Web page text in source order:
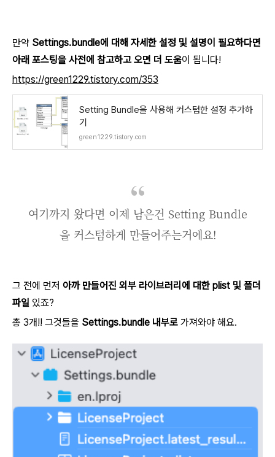
만약 Settings.bundle에 대해 자세한 설정 및 설명이 필요하다면
아래 포스팅을 사전에 참고하고 오면 더 도움이 됩니다!
https://green1229.tistory.com/353
Setting Bundle을 사용해 커스텀한 설정 추가하
기
green1229.tistory.com
여기까지 왔다면 이제 남은건 Setting Bundle
을 커스텀하게 만들어주는거에요!
그 전에 먼저 아까 만들어진 외부 라이브러리에 대한 plist 및 폴더
파일 있죠?
총 3개!! 그것들을 Settings.bundle 내부로 가져와야 해요.